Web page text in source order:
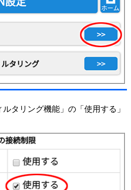
ルタリング機能」の「使用する」